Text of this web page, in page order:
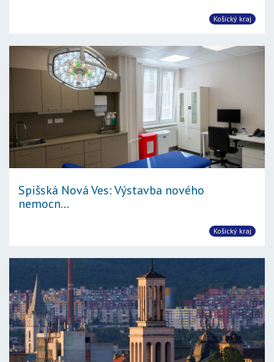
Košický kraj
Spišská Nová Ves: Výstavba nového
nemocn...
Košický kraj